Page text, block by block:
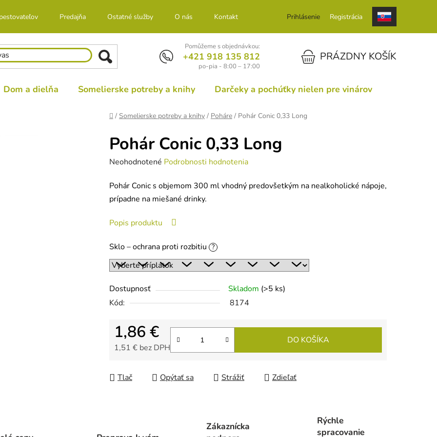
Predajňa Ostatné služby O nás Kontakt Prihlásenie Registrácia
Pomůžeme s objednávkou:
+421 918 135 812
po-pia - 8:00 – 17:00
NÁKUPNÝ KOŠÍKPRÁZDNY KOŠÍK
Dom a dielňa Somelierske potreby a knihy Darčeky a pochúťky nielen pre vinárov
Domov
/ Somelierske potreby a knihy / Poháre / Pohár Conic 0,33 Long
Pohár Conic 0,33 Long
Priemerné
produktu
je
z
Neohodnotené Podrobnosti hodnotenia
Pohár Conic s objemom 300 ml vhodný predovšetkým na nealkoholické nápoje,
prípadne na miešané drinky.
Popis produktu
Sklo – ochrana proti rozbitiu ?
Dostupnosť Skladom (>5 ks)
Kód:
8174
1,86 €
1,51 € bez DPH
DO KOŠÍKA
Tlač Opýtať sa Strážiť Zdieľať
Zákaznícka
Rýchle
spracovanie